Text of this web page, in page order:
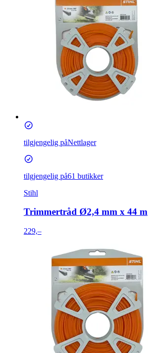
tilgjengelig påNettlager
tilgjengelig på61 butikker
Stihl
Trimmertråd Ø2,4 mm x 44 m
229,–